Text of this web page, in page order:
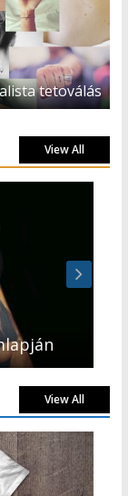
tetoválás
View All
View All